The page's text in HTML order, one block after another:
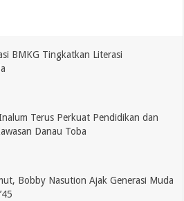
BMKG Tingkatkan Literasi
Terus Perkuat Pendidikan dan
Danau Toba
Bobby Nasution Ajak Generasi Muda